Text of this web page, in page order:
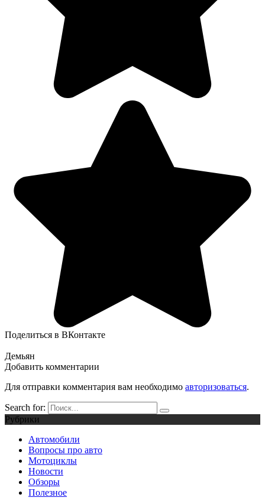
Поделиться в ВКонтакте
Демьян
Добавить комментарии
Для отправки комментария вам необходимо авторизоваться.
Search for:
Рубрики
Автомобили
Вопросы про авто
Мотоциклы
Новости
Обзоры
Полезное